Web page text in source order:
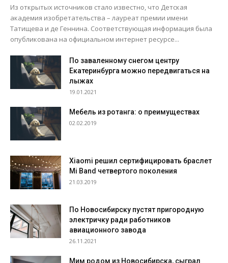
Из открытых источников стало известно, что Детская
академия изобретательства – лауреат премии имени
Татищева и де Геннина. Соответствующая информация была
опубликована на официальном интернет ресурсе...
По заваленному снегом центру
Екатеринбурга можно передвигаться на
лыжах
19.01.2021
Мебель из ротанга: о преимуществах
02.02.2019
Xiaomi решил сертифицировать браслет
Mi Band четвертого поколения
21.03.2019
По Новосибирску пустят пригородную
электричку ради работников
авиационного завода
26.11.2021
Мим родом из Новосибирска, сыграл